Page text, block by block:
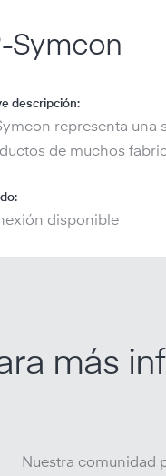
Symcon
descripción:
representa
de muchos
disponible
más
Nuestra comunidad